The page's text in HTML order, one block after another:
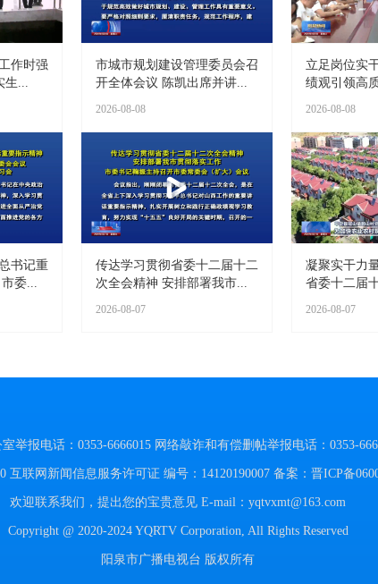
作时强
生...
市城市规划建设管理委员会召
开全体会议 陈凯出席并讲...
2026-08-08
立足岗位实
绩观引领高
2026-08-08
书记重
委...
传达学习贯彻省委十二届十二
次全会精神 安排部署我市...
2026-08-07
凝聚实干力
省委十二届
2026-08-07
举报电话：0353-6666015 网络敲诈和有偿删帖举报电话：0353-
互联网新闻信息服务许可证 编号：14120190007 备案：晋ICP备
欢迎联系我们，提出您的宝贵意见 E-mail：yqtvxmt@163.com
Copyright @ 2020-2024 YQRTV Corporation, All Rights Reserved
阳泉市广播电视台 版权所有